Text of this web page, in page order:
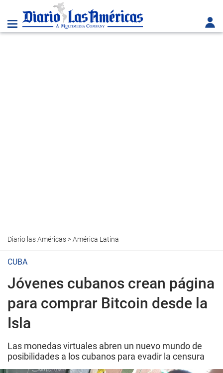
Diario las Américas>América Latina
CUBA
Jóvenes cubanos crean página
para comprar Bitcoin desde la
Isla
Las monedas virtuales abren un nuevo mundo de
posibilidades a los cubanos para evadir la censura